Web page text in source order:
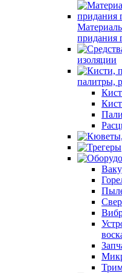
придания
изоляции
палитры,